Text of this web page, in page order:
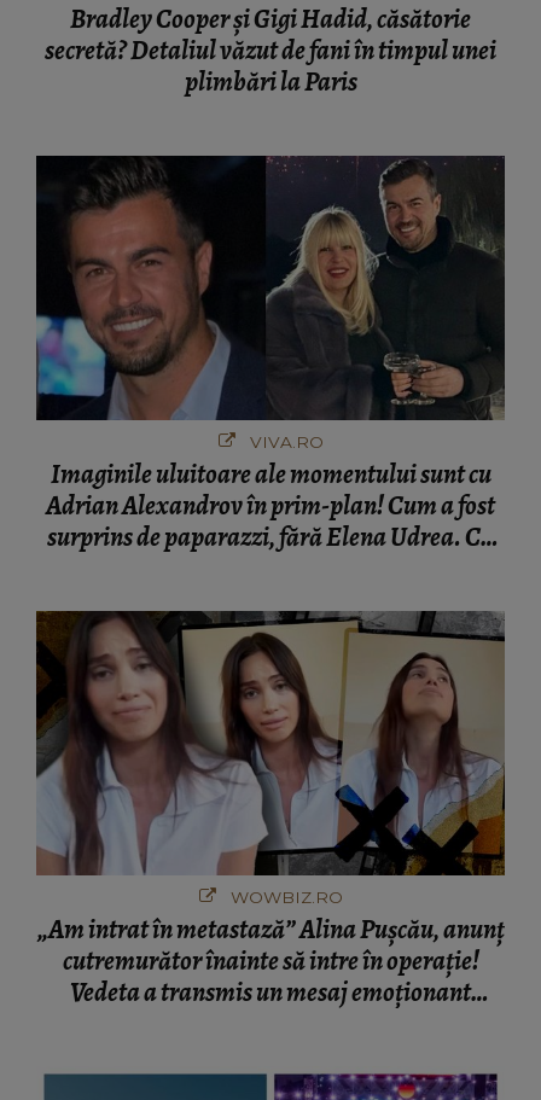
Bradley Cooper și Gigi Hadid, căsătorie
secretă? Detaliul văzut de fani în timpul unei
plimbări la Paris
VIVA.RO
Imaginile uluitoare ale momentului sunt cu
Adrian Alexandrov în prim-plan! Cum a fost
surprins de paparazzi, fără Elena Udrea. Cu
WOWBIZ.RO
„Am intrat în metastază” Alina Pușcău, anunț
cutremurător înainte să intre în operație!
Vedeta a transmis un mesaj emoționant